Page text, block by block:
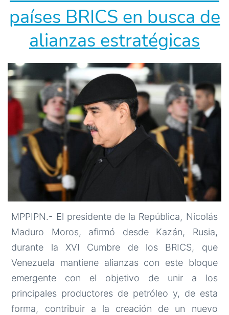
a
los
BRICS
países BRICS en busca de
alianzas estratégicas
MPPIPN.- El presidente de la República, Nicolás
Maduro Moros, afirmó desde Kazán, Rusia,
durante la XVI Cumbre de los BRICS, que
Venezuela mantiene alianzas con este bloque
emergente con el objetivo de unir a los
principales productores de petróleo y, de esta
forma, contribuir a la creación de un nuevo